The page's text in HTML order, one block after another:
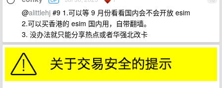
@alittlehj #9 1.可以等 9 月份看看国内会不会开放 esim
2.可以买香港的 esim 国内用，自带翻墙。
3. 没办法就只能分享热点或者华强北改卡